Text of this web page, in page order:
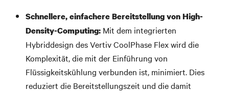
Schnellere, einfachere Bereitstellung von High-
Density-Computing: Mit dem integrierten
Hybriddesign des Vertiv CoolPhase Flex wird die
Komplexität, die mit der Einführung von
Flüssigkeitskühlung verbunden ist, minimiert. Dies
reduziert die Bereitstellungszeit und die damit